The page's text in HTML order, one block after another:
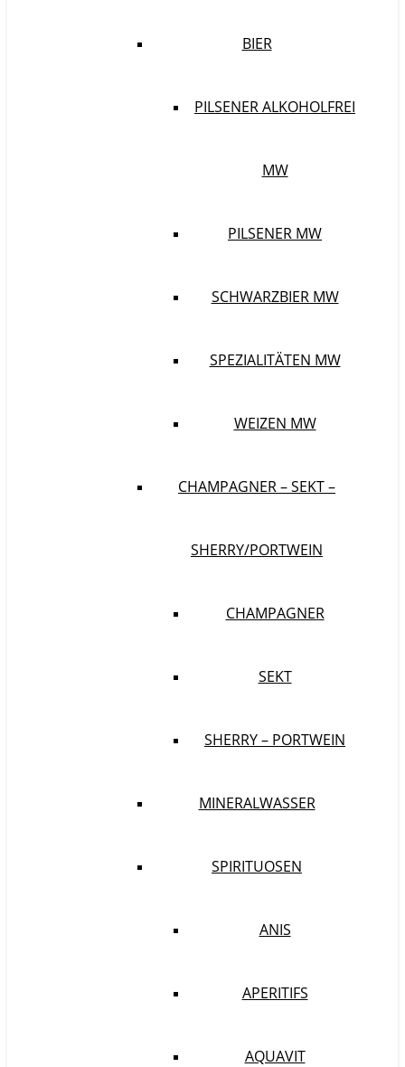
BIER
PILSENER ALKOHOLFREI
MW
PILSENER MW
SCHWARZBIER MW
SPEZIALITÄTEN MW
WEIZEN MW
CHAMPAGNER – SEKT –
SHERRY/PORTWEIN
CHAMPAGNER
SEKT
SHERRY – PORTWEIN
MINERALWASSER
SPIRITUOSEN
ANIS
APERITIFS
AQUAVIT